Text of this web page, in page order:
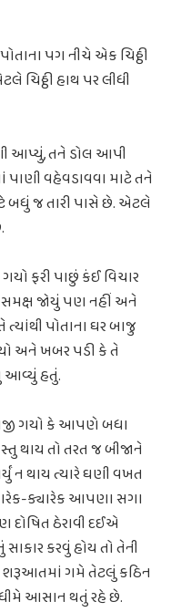
પગ નીચે એક ચિઠ્ઠી
ચિઠ્ઠી હાથ પર લીધી
આપ્યું, તને ડોલ આપી
વહેવડાવવા માટે તને
બધું જ તારી પાસે છે. એટલે
ફરી પાછું કંઈ વિચાર
જોયું પણ નહીં અને
પોતાના ઘર બાજુ
અને ખબર પડી કે તે
આવ્યું હતું.
ગયો કે આપણે બધા
તો તરત જ બીજાને
થાય ત્યારે ઘણી વખત
ક્યારેક આપણા સગા
ઠેરાવી દઈએ
કરવું હોય તો તેની
ગમે તેટલું કઠિન
આસાન થતું રહે છે.